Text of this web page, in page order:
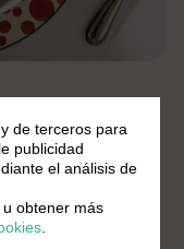
largo
de terceros para
publicidad
el análisis de
u obtener más